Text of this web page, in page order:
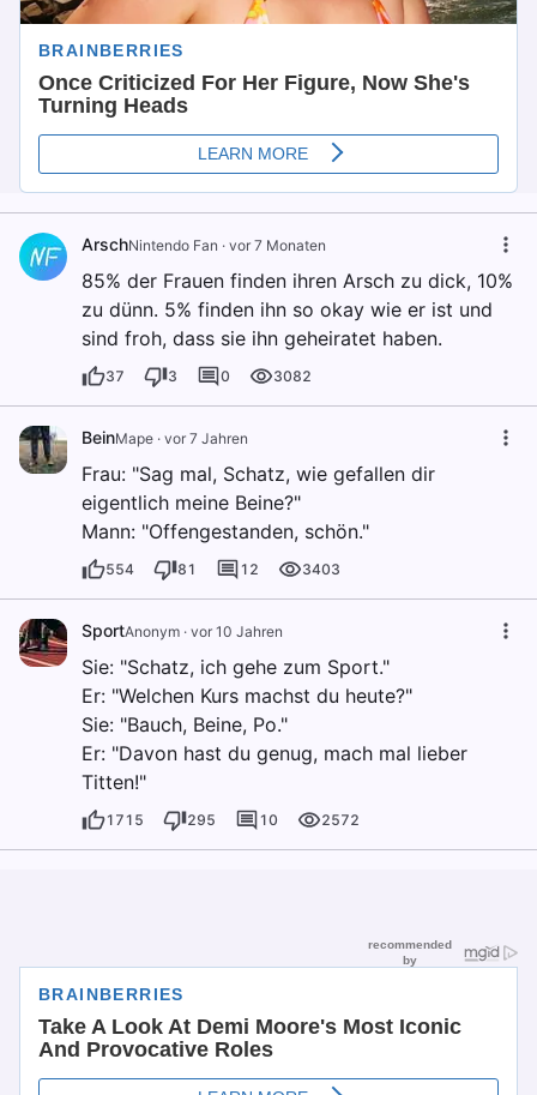
ArschNintendo Fan · vor 7 Monaten
85% der Frauen finden ihren Arsch zu dick, 10%
zu dünn. 5% finden ihn so okay wie er ist und
sind froh, dass sie ihn geheiratet haben.
37 3 0 3082
BeinMape · vor 7 Jahren
Frau: "Sag mal, Schatz, wie gefallen dir
eigentlich meine Beine?"
Mann: "Offengestanden, schön."
554 81 12 3403
SportAnonym · vor 10 Jahren
Sie: "Schatz, ich gehe zum Sport."
Er: "Welchen Kurs machst du heute?"
Sie: "Bauch, Beine, Po."
Er: "Davon hast du genug, mach mal lieber
Titten!"
1715 295 10 2572